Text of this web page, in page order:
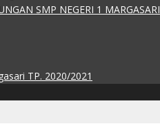
SMP NEGERI 1 MARGASARI
TP. 2020/2021